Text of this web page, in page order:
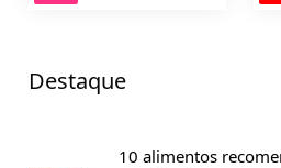
Destaque
10 alimentos